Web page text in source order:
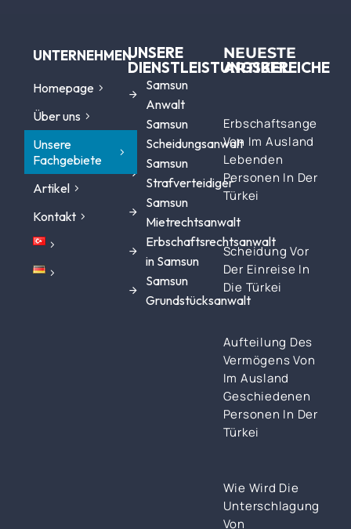
UNTERNEHMEN
Homepage
Über uns
Unsere
Fachgebiete
Artikel
Kontakt
UNSERE
DIENSTLEISTUNGSBEREICHE
Samsun
Anwalt
Samsun
Scheidungsanwalt
Samsun
Strafverteidiger
Samsun
Mietrechtsanwalt
Erbschaftsrechtsanwalt
in Samsun
Samsun
Grundstücksanwalt
NEUESTE
ARTIKEL
Von Im Ausland
Lebenden
Personen In Der
Türkei
Scheidung Vor
Der Einreise In
Die Türkei
Aufteilung Des
Vermögens Von
Im Ausland
Geschiedenen
Personen In Der
Türkei
Wie Wird Die
Unterschlagung
Von